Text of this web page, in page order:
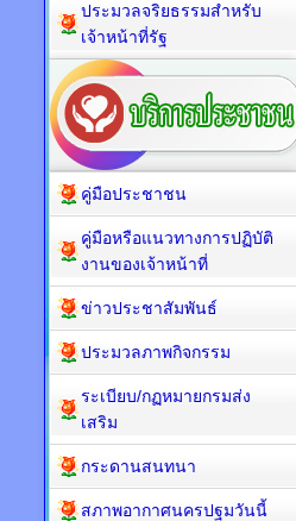
ประมวลจริยธรรมสำหรับ
เจ้าหน้าที่รัฐ
คู่มือประชาชน
คู่มือหรือแนวทางการปฏิบัติ
งานของเจ้าหน้าที่
ข่าวประชาสัมพันธ์
ประมวลภาพกิจกรรม
ระเบียบ/กฏหมายกรมส่ง
เสริม
กระดานสนทนา
สภาพอากาศนครปฐมวันนี้